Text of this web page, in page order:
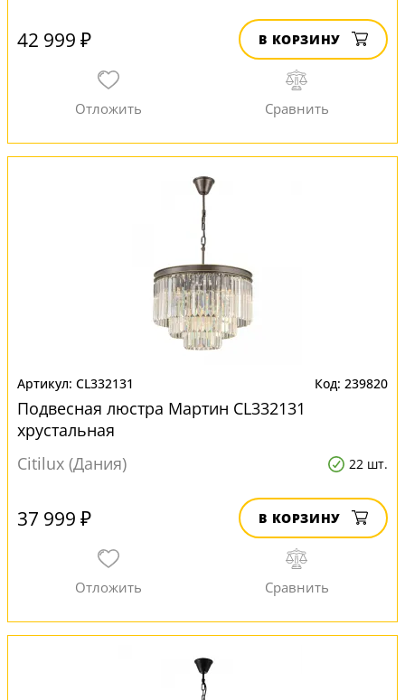
42 999 ₽ В КОРЗИНУ
CL332131 239820
Подвесная люстра Мартин CL332131
хрустальная
Citilux (Дания)
22 шт.
37 999 ₽ В КОРЗИНУ